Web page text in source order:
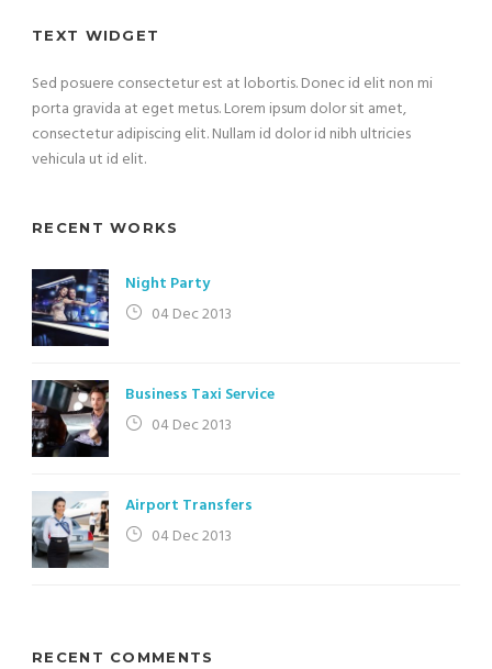
TEXT WIDGET
Sed posuere consectetur est at lobortis. Donec id elit non mi
porta gravida at eget metus. Lorem ipsum dolor sit amet,
consectetur adipiscing elit. Nullam id dolor id nibh ultricies
vehicula ut id elit.
RECENT WORKS
Night Party
04 Dec 2013
Business Taxi Service
04 Dec 2013
Airport Transfers
04 Dec 2013
RECENT COMMENTS